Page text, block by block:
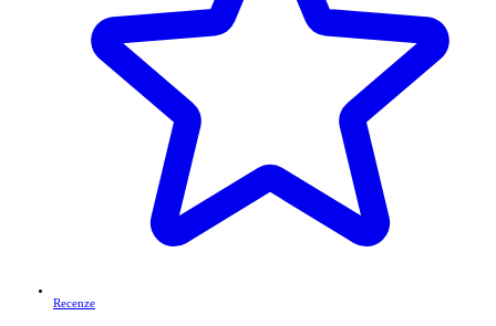
Recenze